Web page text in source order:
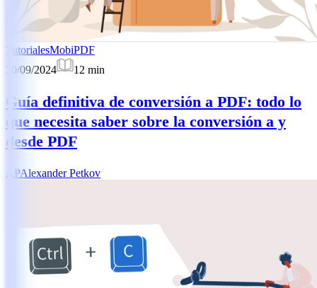
TutorialesMobiPDF
30/09/2024
12 min
Guía definitiva de conversión a PDF: todo lo
que necesita saber sobre la conversión a y
desde PDF
APAlexander Petkov